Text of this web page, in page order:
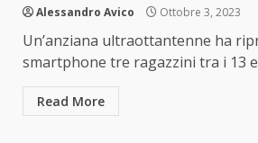
Alessandro Avico Ottobre 3, 2023
Un’anziana ultraottantenne ha
smartphone tre ragazzini tra i 13
Read More